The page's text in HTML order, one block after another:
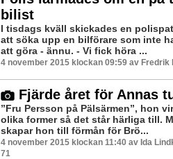
bilist
I tisdags kväll skickades en
att söka upp en bilförare som inte
att göra - ännu. - Vi fick höra ...
4 november 2015 klockan 09:59 av Fredrik
Fjärde året för Annas
”Fru Persson på Pälsärmen”, hon
olika former så det står härliga till.
skapar hon till förmån för Brö...
4 november 2015 klockan 11:40 av Ida
71